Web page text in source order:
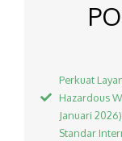
Perkuat
Hazardous
Januari 2026)
Standar